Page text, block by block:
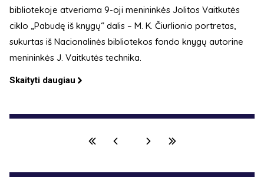
bibliotekoje atveriama 9-oji menininkės Jolitos Vaitkutės
ciklo „Pabudę iš knygų“ dalis – M. K. Čiurlionio portretas,
sukurtas iš Nacionalinės bibliotekos fondo knygų autorine
menininkės J. Vaitkutės technika.
Skaityti daugiau